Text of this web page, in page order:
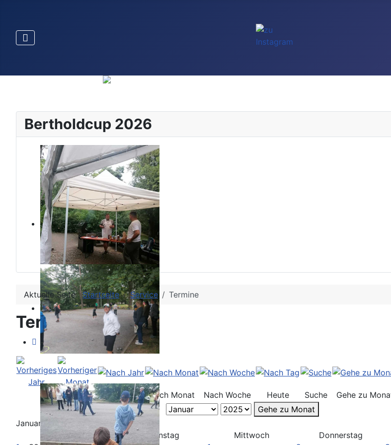
Bertholdcup 2026
Aktuelle Seite:Startseite Service Termine
Terminkalender
Nach Jahr Nach Monat Nach Woche Heute Suche
Gehe zu
Gehe zu Monat
Januar 2025
Montag
Dienstag Mittwoch Donnerstag